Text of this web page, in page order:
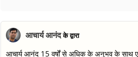
आचार्य आनंदके द्वारा
आचार्य आनंद 15 वर्षों से अधिक के अनुभव के साथ एक